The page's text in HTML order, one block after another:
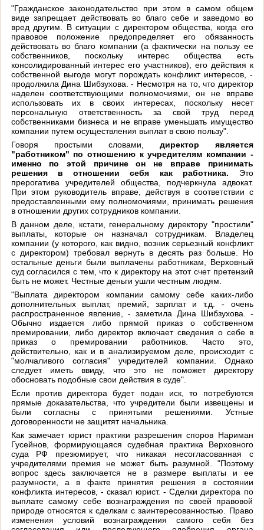
"Гражданское законодательство при этом в самом общем
виде запрещает действовать во благо себе и заведомо во
вред другим. В ситуации с директором общества, когда его
правовое положение предопределяет его обязанность
действовать во благо компании (а фактически на пользу ее
собственников, поскольку интерес общества есть
консолидированный интерес его участников), его действия к
собственной выгоде могут порождать конфликт интересов, -
продолжила Дина Шибзухова. - Несмотря на то, что директор
наделен соответствующими полномочиями, он не вправе
использовать их в своих интересах, поскольку несет
персональную ответственность за свой труд перед
собственниками бизнеса и не вправе уменьшать имущество
компании путем осуществления выплат в свою пользу".
Говоря простыми словами, директор является
"работником" по отношению к учредителям компании -
именно по этой причине он не вправе принимать
решения в отношении себя как работника. Это
прерогатива учредителей общества, подчеркнула адвокат.
При этом руководитель вправе, действуя в соответствии с
предоставленными ему полномочиями, принимать решения
в отношении других сотрудников компании.
В данном деле, кстати, генеральному директору "простили"
выплаты, которые он назначал сотрудникам. Владелец
компании (у которого, как видно, возник серьезный конфликт
с директором) требовал вернуть в десять раз больше. Но
остальные деньги были выплачены работникам, Верховный
суд согласился с тем, что к директору на этот счет претензий
быть не может. Честные деньги ушли честным людям.
"Выплата директором компании самому себе каких-либо
дополнительных выплат, премий, зарплат и т.д. - очень
распространенное явление, - заметила Дина Шибзухова. -
Обычно издается либо прямой приказ о собственном
премировании, либо директор включает сведения о себе в
приказ о премировании работников. Часто это,
действительно, как и в анализируемом деле, происходит с
"молчаливого согласия" учредителей компании. Однако
следует иметь ввиду, что это не поможет директору
обосновать подобные свои действия в суде".
Если против директора будет подан иск, то потребуются
прямые доказательства, что учредители были извещены и
были согласны с принятыми решениями. Устные
договоренности не защитят начальника.
Как замечает юрист практики разрешения споров Нариман
Гусейнов, формирующаяся судебная практика Верховного
суда РФ презюмирует, что никакая несогласованная с
учредителями премия не может быть разумной. "Поэтому
вопрос здесь заключается не в размере выплаты и ее
разумности, а в факте принятия решения в состоянии
конфликта интересов, - сказал юрист. - Сделки директора по
выплате самому себе вознаграждения по своей правовой
природе относятся к сделкам с заинтересованностью. Право
изменения условий вознаграждения самого себя без